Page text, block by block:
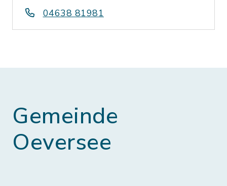
04638 81981
Gemeinde
Oeversee